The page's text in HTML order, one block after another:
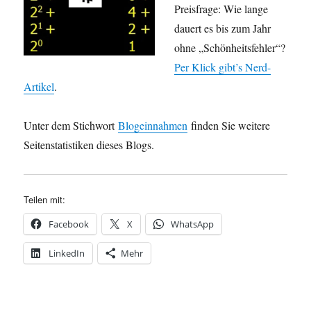
Preisfrage: Wie lange
dauert es bis zum Jahr
ohne „Schönheitsfehler“?
Per Klick gibt’s Nerd-
Artikel.
Unter dem StichwortBlogeinnahmen finden Sie weitere
Seitenstatistiken dieses Blogs.
Teilen mit:
Facebook X WhatsApp
LinkedIn Mehr